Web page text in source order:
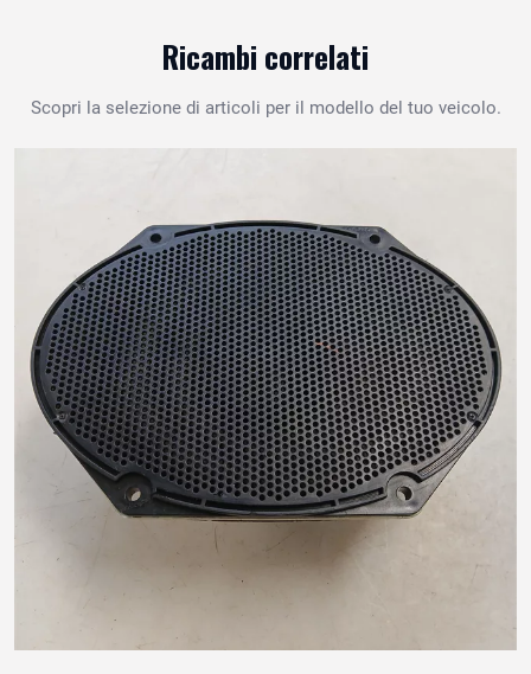
Ricambi correlati
Scopri la selezione di articoli per il modello del tuo veicolo.